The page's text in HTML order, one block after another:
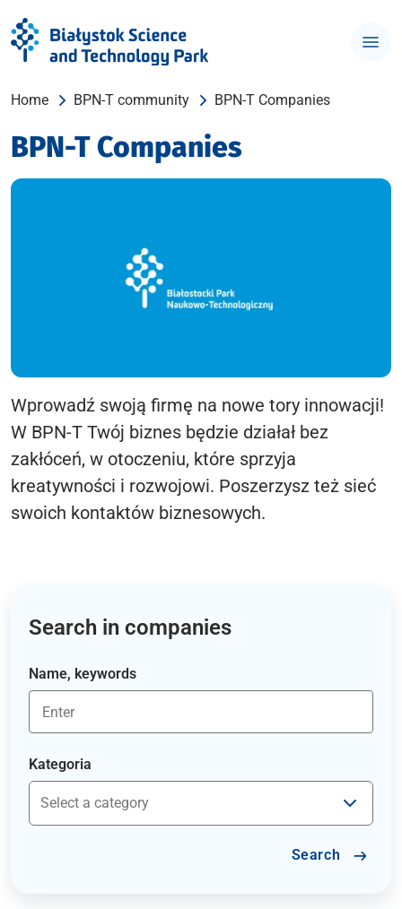
Home BPN-T community BPN-T Companies
BPN-T Companies
Wprowadź swoją firmę na nowe tory innowacji!
W BPN-T Twój biznes będzie działał bez
zakłóceń, w otoczeniu, które sprzyja
kreatywności i rozwojowi. Poszerzysz też sieć
swoich kontaktów biznesowych.
Search in companies
Name, keywords
Kategoria
Search